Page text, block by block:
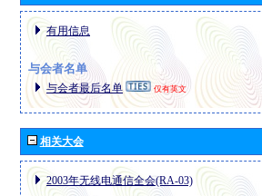
有用信息
与会者名单
与会者最后名单 仅有英文
相关大会
2003年无线电通信全会(RA-03)